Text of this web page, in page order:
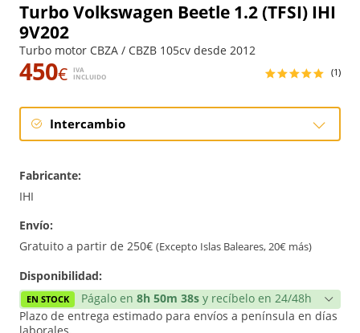
Turbo Volkswagen Beetle 1.2 (TFSI) IHI
9V202
Turbo motor CBZA / CBZB 105cv desde 2012
450€
IVA
INCLUIDO
(1)
Intercambio
Fabricante:
IHI
Envío:
Gratuito a partir de 250€ (Excepto Islas Baleares, 20€ más)
Disponibilidad:
EN STOCK Págalo en 8h 50m 38s y recíbelo en 24/48h
Plazo de entrega estimado para envíos a península en días